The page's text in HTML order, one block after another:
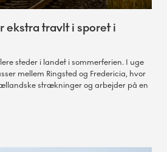
ekstra travlt i sporet i
steder i landet i sommerferien. I uge
mellem Ringsted og Fredericia, hvor
strækninger og arbejder på en